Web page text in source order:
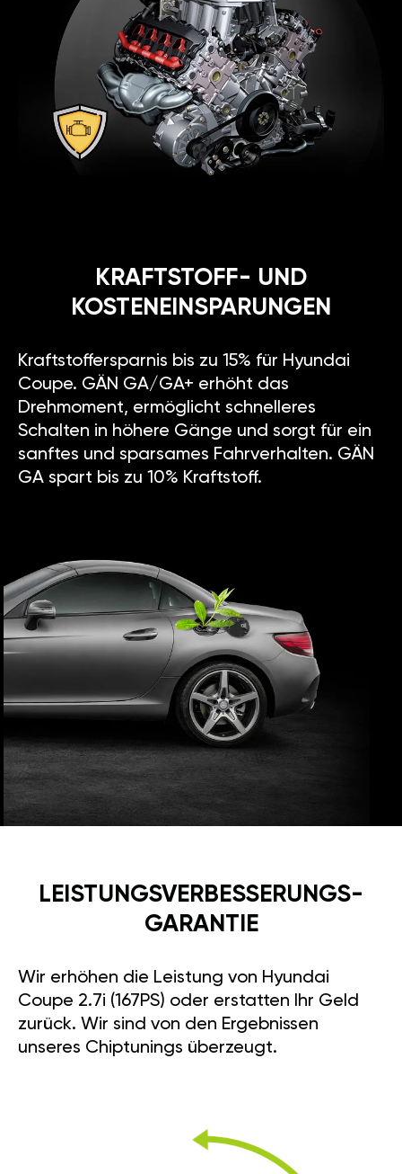
KRAFTSTOFF- UND
KOSTENEINSPARUNGEN
Kraftstoffersparnis bis zu 15% für Hyundai
Coupe. GÄN GA/GA+ erhöht das
Drehmoment, ermöglicht schnelleres
Schalten in höhere Gänge und sorgt für ein
sanftes und sparsames Fahrverhalten. GÄN
GA spart bis zu 10% Kraftstoff.
LEISTUNGSVERBESSE­RUNGS­
GARANTIE
Wir erhöhen die Leistung von Hyundai
Coupe 2.7i (167PS) oder erstatten Ihr Geld
zurück. Wir sind von den Ergebnissen
unseres Chiptunings überzeugt.